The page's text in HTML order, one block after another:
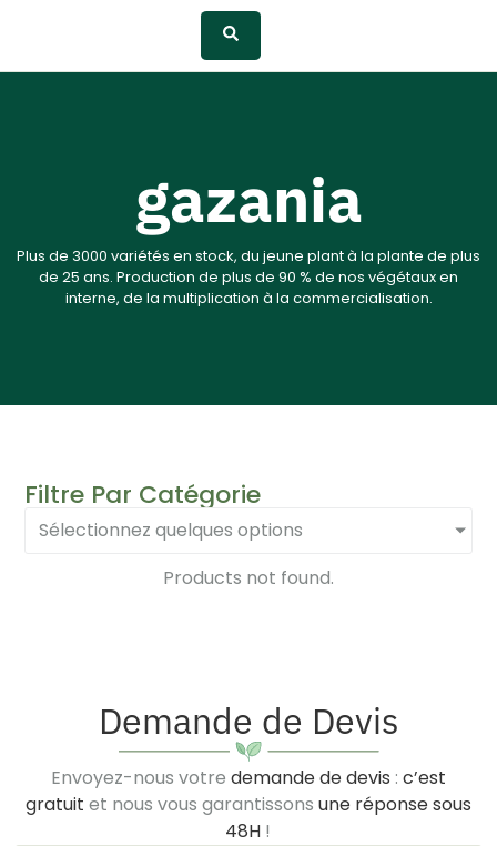
gazania
Plus de 3000 variétés en stock, du jeune plant à la plante de plus
de 25 ans. Production de plus de 90 % de nos végétaux en
interne, de la multiplication à la commercialisation.
Filtre Par Catégorie
Sélectionnez quelques options
Products not found.
Demande de Devis
Envoyez-nous votre demande de devis : c’est
gratuit et nous vous garantissons une réponse sous
48H !